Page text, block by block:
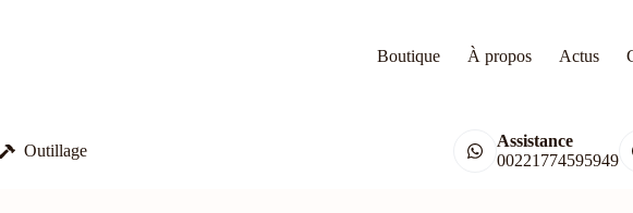
Boutique À propos Actus
Outillage
Assistance
00221774595949